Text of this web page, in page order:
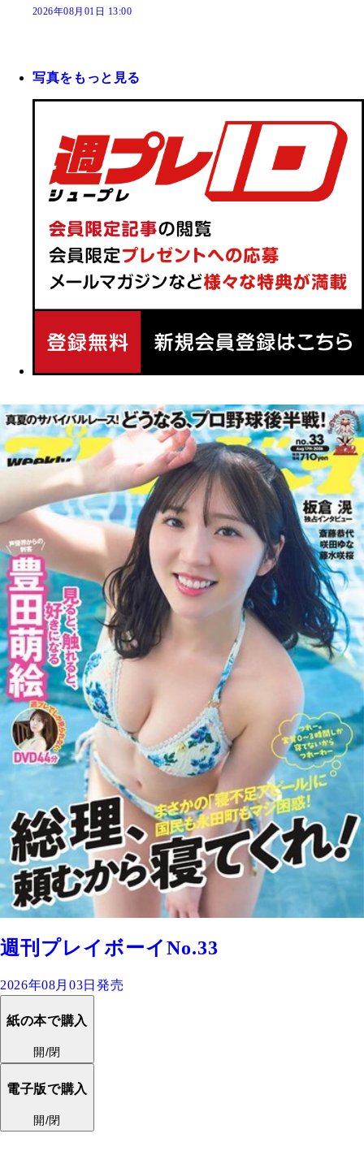
2026年08月01日 13:00
写真をもっと見る
週刊プレイボーイNo.33
2026年08月03日発売
紙の本で購入
開/閉
電子版で購入
開/閉